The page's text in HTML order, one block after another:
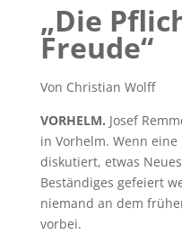
„Die
Freude“
Von Christian Wolff
VORHELM. Josef
in Vorhelm. Wenn
diskutiert, etwas
Beständiges gefeiert
niemand an dem
vorbei.